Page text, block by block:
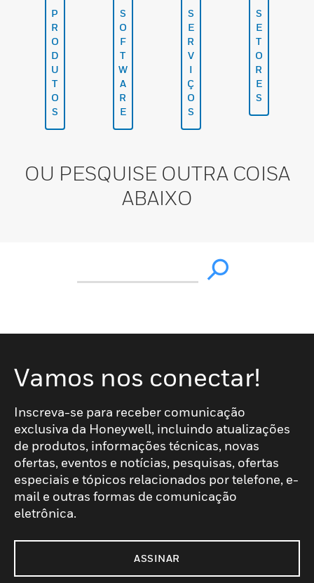
P
R
O
D
U
T
O
S
S
O
F
T
W
A
R
E
S
E
R
V
I
Ç
O
S
S
E
T
O
R
E
S
OU PESQUISE OUTRA COISA
ABAIXO
Vamos nos conectar!
Inscreva-se para receber comunicação
exclusiva da Honeywell, incluindo atualizações
de produtos, informações técnicas, novas
ofertas, eventos e notícias, pesquisas, ofertas
especiais e tópicos relacionados por telefone, e-
mail e outras formas de comunicação
eletrônica.
ASSINAR